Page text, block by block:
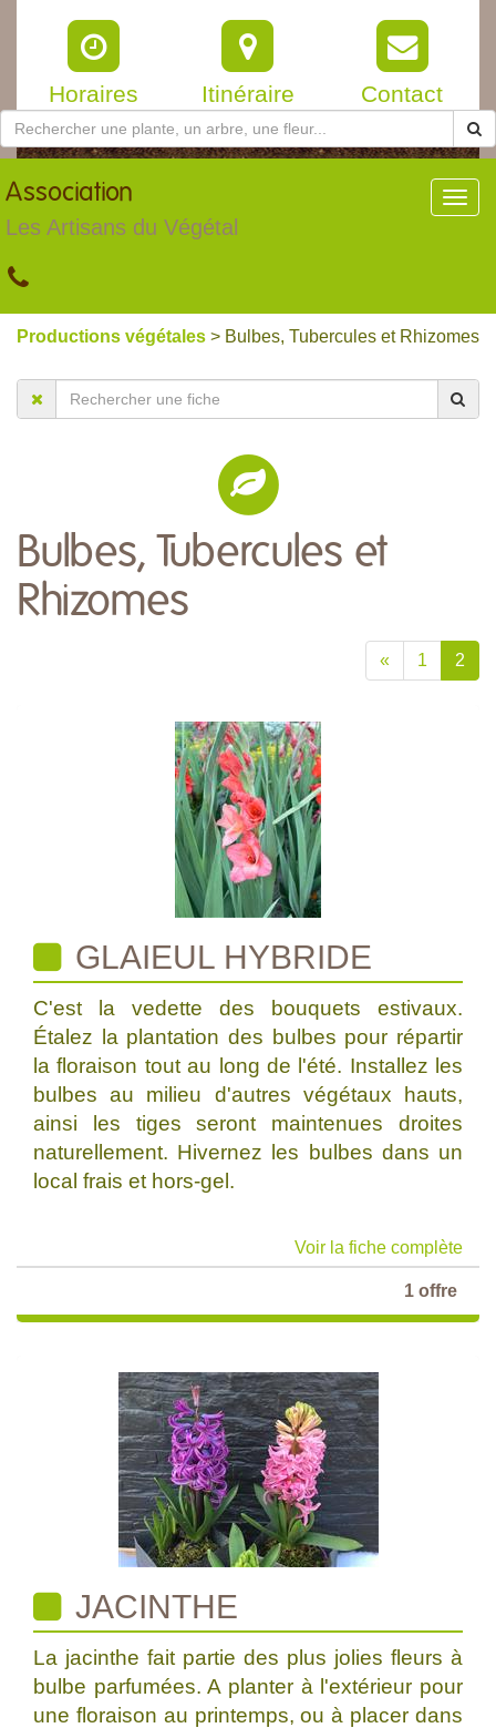
Horaires Itinéraire Contact
Association
Les Artisans du Végétal
Productions végétales > Bulbes, Tubercules et Rhizomes
Bulbes, Tubercules et
Rhizomes
« 1 2
GLAIEUL HYBRIDE
C'est la vedette des bouquets estivaux.
Étalez la plantation des bulbes pour répartir
la floraison tout au long de l'été. Installez les
bulbes au milieu d'autres végétaux hauts,
ainsi les tiges seront maintenues droites
naturellement. Hivernez les bulbes dans un
local frais et hors-gel.
Voir la fiche complète
1 offre
JACINTHE
La jacinthe fait partie des plus jolies fleurs à
bulbe parfumées. A planter à l'extérieur pour
une floraison au printemps, ou à placer dans